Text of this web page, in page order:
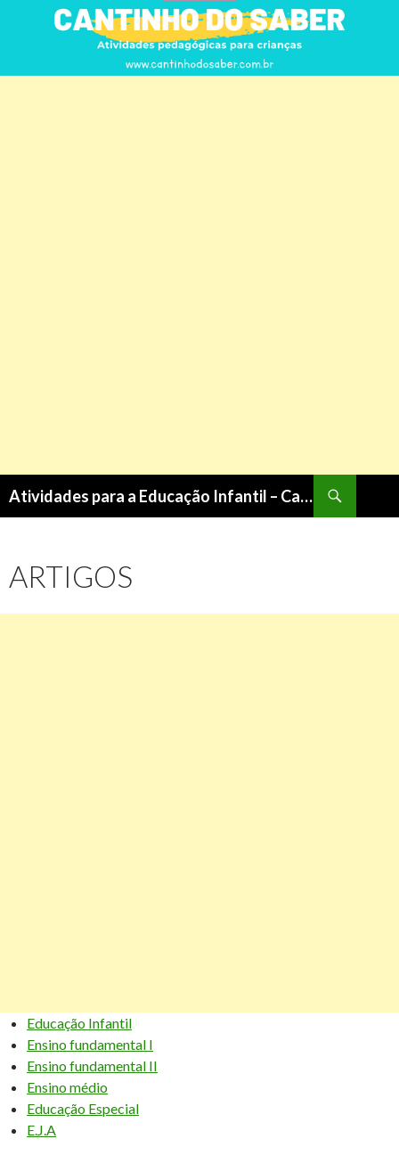
Atividades para a Educação Infantil – Cantinho do Saber
CONTEÚDO
ARTIGOS
Educação Infantil
Ensino fundamental I
Ensino fundamental II
Ensino médio
Educação Especial
E.J.A